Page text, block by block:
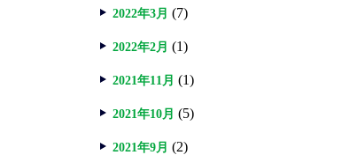
2022年3月 (7)
2022年2月 (1)
2021年11月 (1)
2021年10月 (5)
2021年9月 (2)